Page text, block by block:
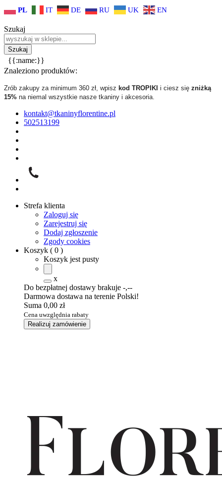
PL IT DE RU UK EN
Szukaj
{{:name:}}
Znaleziono produktów:
Zrób zakupy za minimum 360 zł, wpisz kod TROPIKI i ciesz się zniżką
15% na niemal wszystkie nasze tkaniny i akcesoria.
kontakt@tkaninyflorentine.pl
502513199
Strefa klienta
Zaloguj się
Zarejestruj się
Dodaj zgłoszenie
Zgody cookies
Koszyk ( 0 )
Koszyk jest pusty
x
Do bezpłatnej dostawy brakuje -,--
Darmowa dostawa na terenie Polski!
Suma 0,00 zł
Cena uwzględnia rabaty
Realizuj zamówienie